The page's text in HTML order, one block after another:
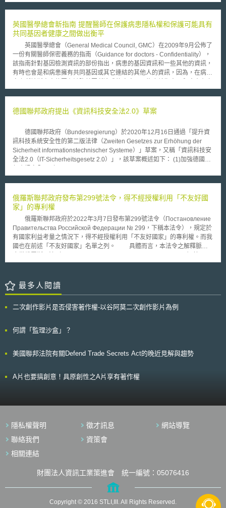
學術界及私部門互相合作制定政策，以求解決人工智慧的七個挑戰，帶領以
有特色的三項為： 1. 軟性監管：人工智慧政策採取軟性監管制度，以
OECD人工智慧原則（OECD AI Principles）為基礎，採行制定標準、監督
與自律等方式促進人工智慧永續發展，注重以人為本的道德原則，強調創
新、平等、可靠性、問責性。 2. 人工智慧政策協調中心（AI Policy
Coordination Center）：邀集專家學者成立跨部門的人工智慧政策協調中
心，進行人工智慧政策研議，向政府部門監管提出建言，為人工智慧的開發
使用建立風險管理，並代表國家參與國際論壇。 3. 公眾參與及國際合作：
相關人士參與討論，並積極參與國際標準制定，進行國際合作。 我國科技
調以人為本、永續發展、多元包容為核心，以八大指引為標竿，推動人工智
各國軟性監管措施作為我國人工智慧風險管理及產業政策參考，與國際脈動
建立連結。
英國醫學總會新指南 提醒醫師在保護病患隱私權和保護可能具有
共同基因者健康之間做出衡平
英國醫學總會（General Medical Council, GMC）在2009年9月公佈了
一份有關醫師保密義務的指南（Guidance for doctors - Confidentiality），
該指南針對基因檢測資訊的部份指出，病患的基因資訊和一些其他的資訊，
有時也會是和病患擁有共同基因或其它連結的其他人的資訊，因為，在病患
緣關係的親屬的發病可能性，或甚至是幾乎可以確定他們未來也會發病。此
夠協助那些親屬接受預防治療或作更進一步的檢查，對潛在的健康問題有所
的家庭，和親屬的關係並不良好，或是基於其它個人的理由，所以不願意告
知親屬相關有缺陷基因的風險時，則指南提醒醫師應該要自行衡量身為醫師
對於保護病患所需遵守的義務，以及協助保護他人免於嚴重傷害兩者之間孰
輕孰重。此外，若經過醫師的判斷之後，決定要向那些親屬告知他們所可能
面對的健康風險時，醫師必須要採行不會透露病患身份的方式為之。
嚴重侵害病患隱私權，也可能損害了醫師與病患間資訊保密的原理原則。唯
fibrosis)、血友病(Haemophilia)、及乳癌(Breast cancer)等，都有著極高的
遺傳性及致死率，透過此一機制所能達到的早期警告的效果，或可使得帶有
相同有缺陷基因的病患親屬，能夠對潛在的健康問題及早有所準備。且若該
等親屬正要或未來要透過試管嬰兒取得下一代時，亦可在執行試管嬰兒的程
序中進行篩檢，防止下一代的人生繼續遭受此種有缺陷基因所帶來的疾病。
德國聯邦政府提出《資訊科技安全法2.0》草案
德國聯邦政府（Bundesregierung）於2020年12月16日通過「提升資
訊科技系統安全性的第二版法律（Zweiten Gesetzes zur Erhöhung der
Sicherheit informationstechnischer Systeme）」草案，又稱「資訊科技安
全法2.0（IT-Sicherheitsgesetz 2.0）」，該草案概述如下： (1)加強德國聯
BSI）權限： BSI可對聯邦行政事務行使控制與審查權、檢測資訊系統和公
張其對聯邦通訊技術紀錄資料的儲存期間至12個月。 (2)加強消費者保護：
導入IT安全標籤（IT-Sicherheitskennzeichen），製造商應於該標籤中置入
產品安全性聲明與由BSI提供之IT安全性資訊；此外BSI有權要求電信服務業
者和產品製造商提供其儲存資料與相關必要資訊。 (3)加強企業作為義務：
關鍵基礎設施提供者有報告及使用攻擊檢測系統檢測安全威脅的義務，該報
告義務在草案中將擴張適用於具特定公共利益之公司，如與國防和保密資訊
IT產業相關、具經濟上重要性的公司，以及受重大事故條例
義用以破壞關鍵基礎設施的安全與功能之重要零件。 該草案目前於德
國聯邦議院（Deutscher Bundestag）進行審查。
俄羅斯聯邦政府發布第299號法令，得不經授權利用「不友好國
家」的專利權
俄羅斯聯邦政府於2022年3月7日發布第299號法令（Постановление
Правительства Российской Федерации № 299，下稱本法令），規定於
有國家利益考量之情況下，得不經授權利用「不友好國家」的專利權。而我
國也在前述「不友好國家」名單之列。 具體而言，本法令之解釋脈絡
條談起，該條規定在確保國家安全或保護公民生命與健康之極端必要情況
工業品外觀設計，惟需儘快通知專利權人，並支付相應之補償金。
2021年10月18日，俄羅斯聯邦政府按民法第1360條第2項規定，頒布第
№ 1767）確定補償數額為受專利保護之商品與服務所產生實際收益之
措施之故，其發布第299號法令，針對第1767號法令再次增修補償數額之認
供勞務及服務時，須向權利人支付權利金為前述活動所產生實際收益之
與國家安全或保護俄羅斯公民的生命、健康相關），針對使用特定的專利或
最多人閱讀
二次創作影片是否侵害著作權-以谷阿莫二次創作影片為例
何謂「監理沙盒」？
美國聯邦法院有關Defend Trade Secrets Act的晚近見解與趨勢
A片也要搞創意！具原創性之A片享有著作權
隱私權聲明 徵才訊息
網站導覽
聯絡我們
資策會
相關連結
財團法人資訊工業策進會 統一編號：05076416
Copyright © 2016 STLI,III. All Rights Reserved.